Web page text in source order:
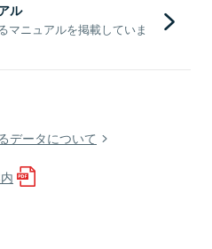
ル
マニュアルを掲載していま
データについて